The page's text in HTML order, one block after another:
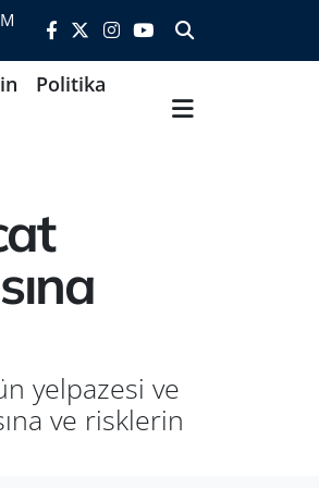
Politika
yelpazesi ve
ve risklerin